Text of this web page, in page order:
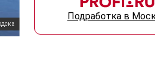
Подработка в